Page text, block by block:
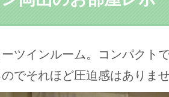
ツインルーム。コンパクト
でそれほど圧迫感はありま